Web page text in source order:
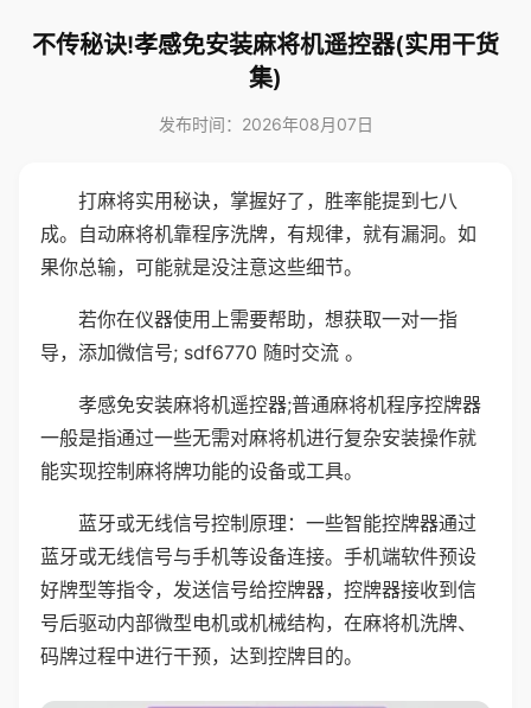
不传秘诀!孝感免安装麻将机遥控器(实用干货
集)
发布时间：2026年08月07日
打麻将实用秘诀，掌握好了，胜率能提到七八
成。自动麻将机靠程序洗牌，有规律，就有漏洞。如
果你总输，可能就是没注意这些细节。
若你在仪器使用上需要帮助，想获取一对一指
导，添加微信号; sdf6770 随时交流 。
孝感免安装麻将机遥控器;普通麻将机程序控牌器
一般是指通过一些无需对麻将机进行复杂安装操作就
能实现控制麻将牌功能的设备或工具。
蓝牙或无线信号控制原理：一些智能控牌器通过
蓝牙或无线信号与手机等设备连接。手机端软件预设
好牌型等指令，发送信号给控牌器，控牌器接收到信
号后驱动内部微型电机或机械结构，在麻将机洗牌、
码牌过程中进行干预，达到控牌目的。